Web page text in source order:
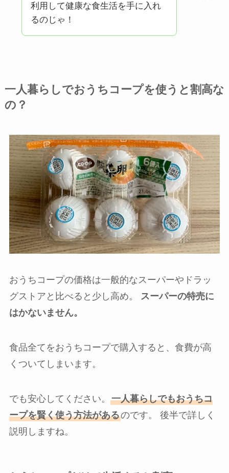
利用して健康な食生活を手に入れ
るのじゃ！
一人暮らしでおうちコープを使うと割高な
の？
おうちコープの価格は一般的なスーパーやドラッ
グストアと比べると少し高め。 スーパーの特売に
はかないません。
食品全てをおうちコープで購入すると、食費が高
くついてしまいます。
でも安心してください。 一人暮らしでもおうちコ
ープを賢く使う方法があるのです。 後半で詳しく
説明しますね。